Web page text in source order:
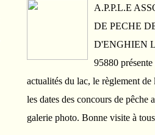
A.P.P.L.E
DE PECHE
D'ENGHIEN
95880 présente
actualités du lac, le règlement de
les dates des concours de pêche
galerie photo. Bonne visite à